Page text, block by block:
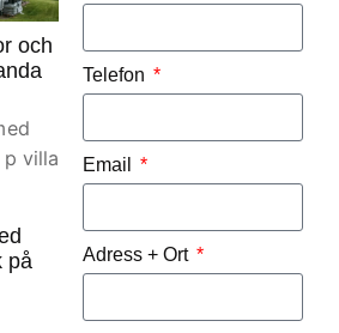
och
på
Telefon
Email
Adress + Ort